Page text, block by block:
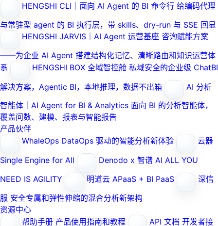
HENGSHI CLI｜面向 AI Agent 的 BI 命令行 给编码代理
与常驻型 agent 的 BI 执行层，带 skills、dry-run 与 SSE 回显
HENGSHI JARVIS｜AI Agent 运营基座 咨询赋能方案
——为企业 AI Agent 搭建结构化记忆、清晰路由和知识运营体
系
HENGSHI BOX 全域智控舱 私域安全的企业级 ChatBI
解决方案，Agentic BI，本地推理，数据不出箱
AI 分析
智能体｜AI Agent for BI & Analytics 面向 BI 的分析智能体，
覆盖问数、建模、报表与智能报告
产品伙伴
WhaleOps DataOps 驱动的智能分析新体验
云器
Single Engine for All
Denodo x 智谱 AI ALL YOU
NEED IS AGILITY
明道云 APaaS + BI PaaS
深信
服 安全专属和弹性伸缩的混合分析新架构
资源中心
帮助手册 产品使用指南和教程 API 文档 开发者接